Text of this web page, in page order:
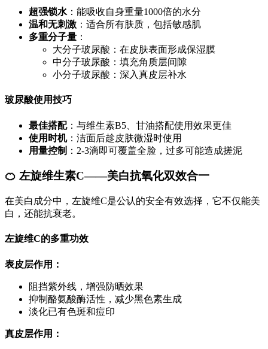
超强锁水 ：能吸收自身重量1000倍的水分
温和无刺激 ：适合所有肤质，包括敏感肌
多重分子量 ：
大分子玻尿酸：在皮肤表面形成保湿膜
中分子玻尿酸：填充角质层间隙
小分子玻尿酸：深入真皮层补水
玻尿酸使用技巧
最佳搭配：与维生素B5、甘油搭配使用效果更佳
使用时机：洁面后趁皮肤微湿时使用
用量控制 ：2-3滴即可覆盖全脸，过多可能造成搓泥
🍊 左旋维生素C——美白抗氧化双效合一
在美白成分中，左旋维C是公认的安全有效选择，它不仅能美
白，还能抗衰老。
左旋维C的多重功效
表皮层作用：
阻挡紫外线，增强防晒效果
抑制酪氨酸酶活性，减少黑色素生成
淡化已有色斑和痘印
真皮层作用：